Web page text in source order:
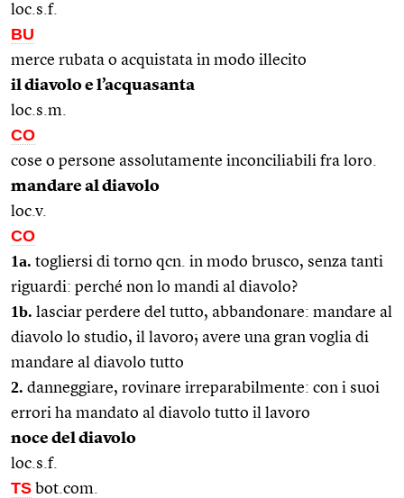
loc.s.f.
BU
merce rubata o acquistata in modo illecito
il diavolo e l’acquasanta
loc.s.m.
CO
cose o persone assolutamente inconciliabili fra loro.
mandare al diavolo
loc.v.
CO
1a. togliersi di torno qcn. in modo brusco, senza tanti
riguardi: perché non lo mandi al diavolo?
1b. lasciar perdere del tutto, abbandonare: mandare al
diavolo lo studio, il lavoro; avere una gran voglia di
mandare al diavolo tutto
2. danneggiare, rovinare irreparabilmente: con i suoi
errori ha mandato al diavolo tutto il lavoro
noce del diavolo
loc.s.f.
TS bot.com.